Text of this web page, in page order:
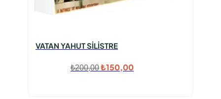
VATAN YAHUT SİLİSTRE
₺200,00Orijinal
₺150,00Şu